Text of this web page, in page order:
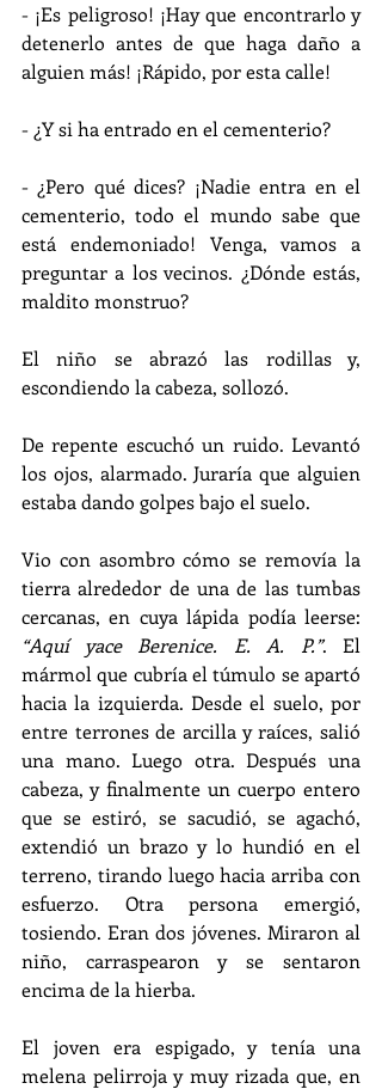
- ¡Es peligroso! ¡Hay que encontrarlo y
detenerlo antes de que haga daño a
alguien más! ¡Rápido, por esta calle!
- ¿Y si ha entrado en el cementerio?
- ¿Pero qué dices? ¡Nadie entra en el
cementerio, todo el mundo sabe que
está endemoniado! Venga, vamos a
preguntar a los vecinos. ¿Dónde estás,
maldito monstruo?
El niño se abrazó las rodillas y,
escondiendo la cabeza, sollozó.
De repente escuchó un ruido. Levantó
los ojos, alarmado. Juraría que alguien
estaba dando golpes bajo el suelo.
Vio con asombro cómo se removía la
tierra alrededor de una de las tumbas
“Aquí yace Berenice. E. A. P.”. El
mármol que cubría el túmulo se apartó
hacia la izquierda. Desde el suelo, por
entre terrones de arcilla y raíces, salió
una mano. Luego otra. Después una
cabeza, y finalmente un cuerpo entero
que se estiró, se sacudió, se agachó,
extendió un brazo y lo hundió en el
terreno, tirando luego hacia arriba con
esfuerzo. Otra persona emergió,
tosiendo. Eran dos jóvenes. Miraron al
niño, carraspearon y se sentaron
encima de la hierba.
El joven era espigado, y tenía una
melena pelirroja y muy rizada que, en